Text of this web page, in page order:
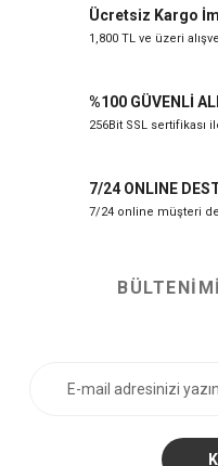
Ücretsiz Kargo
1,800 TL ve üzeri
%100 GÜVENLİ
256Bit SSL sertifikası
7/24 ONLINE
7/24 online müşteri